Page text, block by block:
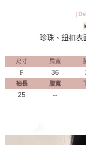
|
珍珠、鈕扣表
尺寸 肩寬
F
36
袖長
腰寬
25 --